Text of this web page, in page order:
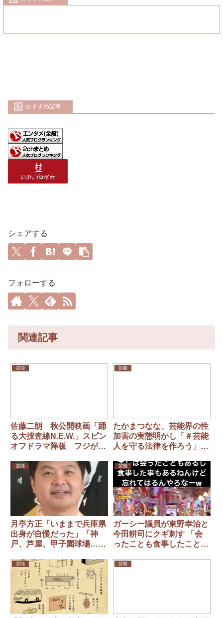
おすすめ記事
シェアする
フォローする
関連記事
芸能
佐藤二朗 秋公開映画「踊
る大捜査線N.E.W.」スピン
オフドラマ降板 フジが1
前日に中止決定
芸能
たかまつなな、芸能界の性
加害の実態明かし「＃芸能
人を守る法律を作ろう」の
実施を報告
芸能
月亭方正「いままで兵庫県
出身が自慢だった」「神
戸、芦屋、甲子園球場…」
芸能
ガーシー議員が東野幸治と
今田耕司にクギ刺す 「会
ったことも食事したことあ
やろなーw」
芸能 芸能